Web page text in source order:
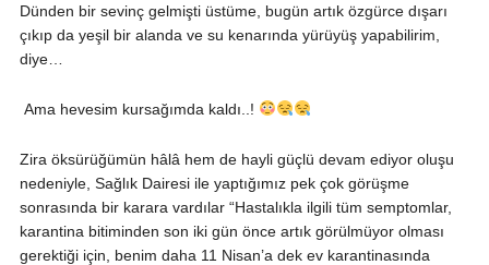
Dünden bir sevinç gelmişti üstüme, bugün artık özgürce dışarı
çıkıp da yeşil bir alanda ve su kenarında yürüyüş yapabilirim,
diye…
Ama hevesim kursağımda kaldı..!
Zira öksürüğümün hâlâ hem de hayli güçlü devam ediyor oluşu
nedeniyle, Sağlık Dairesi ile yaptığımız pek çok görüşme
sonrasında bir karara vardılar “Hastalıkla ilgili tüm semptomlar,
karantina bitiminden son iki gün önce artık görülmüyor olması
gerektiği için, benim daha 11 Nisan’a dek ev karantinasında